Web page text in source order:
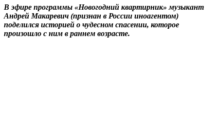
В эфире программы «Новогодний квартирник» музыкант
Андрей Макаревич (признан в России иноагентом)
поделился историей о чудесном спасении, которое
произошло с ним в раннем возрасте.